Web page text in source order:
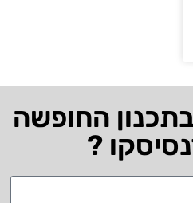
החופשה
?